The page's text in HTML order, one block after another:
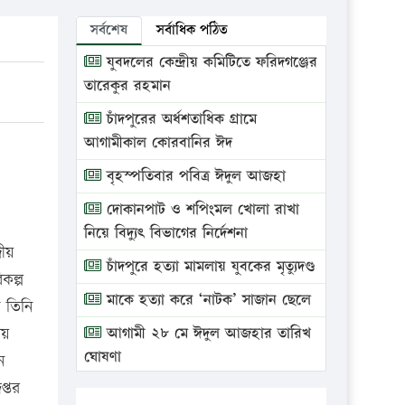
সর্বশেষ সর্বাধিক পঠিত
যুবদলের কেন্দ্রীয় কমিটিতে ফরিদগঞ্জের
তারেকুর রহমান
চাঁদপুরের অর্ধশতাধিক গ্রামে
আগামীকাল কোরবানির ঈদ
বৃহস্পতিবার পবিত্র ঈদুল আজহা
দোকানপাট ও শপিংমল খোলা রাখা
নিয়ে বিদ্যুৎ বিভাগের নির্দেশনা
চাঁদপুরে হত্যা মামলায় যুবকের মৃত্যুদণ্ড
মাকে হত্যা করে ‘নাটক’ সাজান ছেলে
আগামী ২৮ মে ঈদুল আজহার তারিখ
ঘোষণা